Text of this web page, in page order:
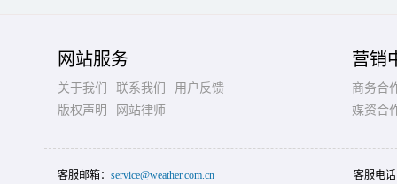
网站服务
关于我们 联系我们
用户反馈
版权声明
网站律师
营销
商务合
媒资合
客服邮箱： service@weather.com.cn 客服电